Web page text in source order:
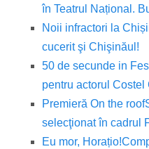
în Teatrul Național.
Noii infractori la
cucerit şi Chişinăul!
50 de secunde in
pentru actorul Costel
Premieră On the roof
selecţionat în cadrul
Eu mor, Horațio!